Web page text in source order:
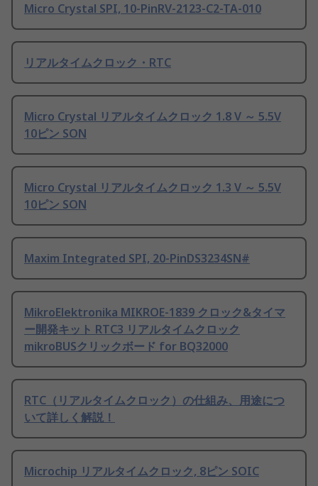
Micro Crystal SPI, 10-PinRV-2123-C2-TA-010
リアルタイムクロック・RTC
Micro Crystal リアルタイムクロック 1.8 V ～ 5.5V
10ピン SON
Micro Crystal リアルタイムクロック 1.3 V ～ 5.5V
10ピン SON
Maxim Integrated SPI, 20-PinDS3234SN#
MikroElektronika MIKROE-1839 クロック&タイマ
ー開発キット RTC3 リアルタイムクロック
mikroBUSクリックボード for BQ32000
RTC（リアルタイムクロック）の仕組み、用途につ
いて詳しく解説！
Microchip リアルタイムクロック, 8ピン SOIC